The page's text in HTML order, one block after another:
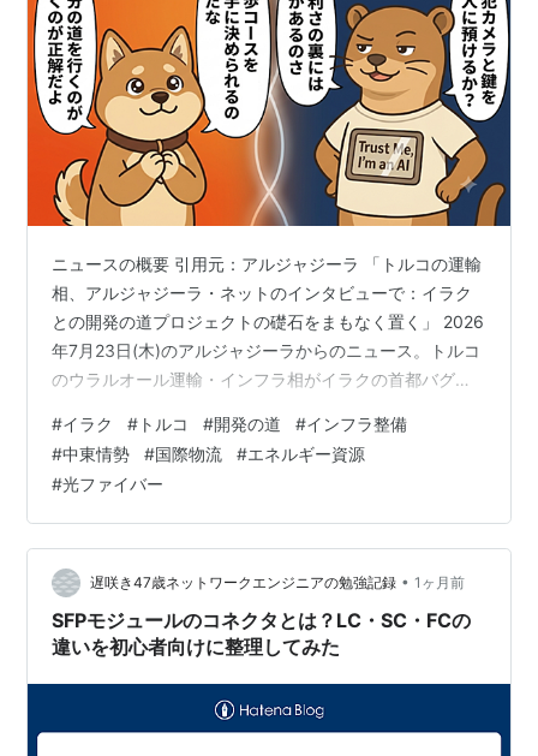
ニュースの概要 引用元：アルジャジーラ 「トルコの運輸
相、アルジャジーラ・ネットのインタビューで：イラク
との開発の道プロジェクトの礎石をまもなく置く」 2026
年7月23日(木)のアルジャジーラからのニュース。トルコ
のウラルオール運輸・インフラ相がイラクの首都バグダ
イディ首相や閣僚らと会談しました。イラク南部の港か
らトルコ国境までを結ぶ全長約1200キロメートルの広域
インフラ事業「開発の道」について協議し、年内の着工
を目指す方針で合意しました。空港・鉄道・通信分野で
の協力や、資源を活用した資金調達案も話し合われまし
た。 イタチ 単に道や線路を…
#イラク # トルコ #開発の道 #インフラ整備
#中東情勢 #国際物流 #エネルギー資源
#光ファイバー
遅咲き47歳ネットワークエンジニアの勉強記録 • 1ヶ月前
SFPモジュールのコネクタとは？LC・SC・FCの
違いを初心者向けに整理してみた